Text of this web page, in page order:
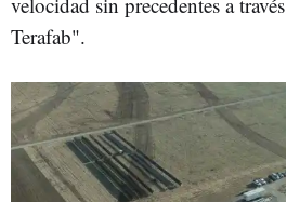
Terafab".